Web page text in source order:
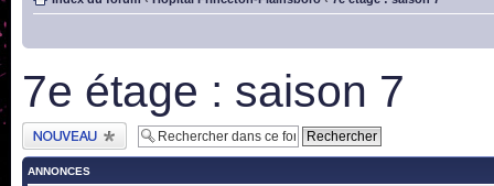
7e étage : saison 7
Publier un nouveau
sujet
ANNONCES